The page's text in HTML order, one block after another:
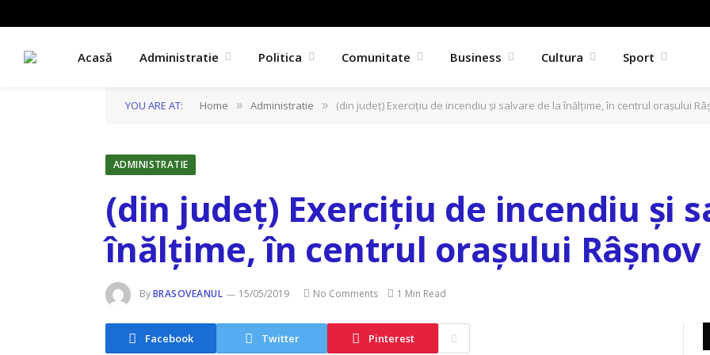
Acasă Administratie Politica Comunitate Business Cultura Sport
YOU ARE AT: Home » Administratie » (din județ) Exercițiu de incendiu și salvare de la înălțime, în centrul orașului
ADMINISTRATIE
(din județ) Exercițiu de incendiu și
înălțime, în centrul orașului Râșnov
ByBRASOVEANUL 15/05/2019 No Comments 1 Min Read
Facebook Twitter Pinterest